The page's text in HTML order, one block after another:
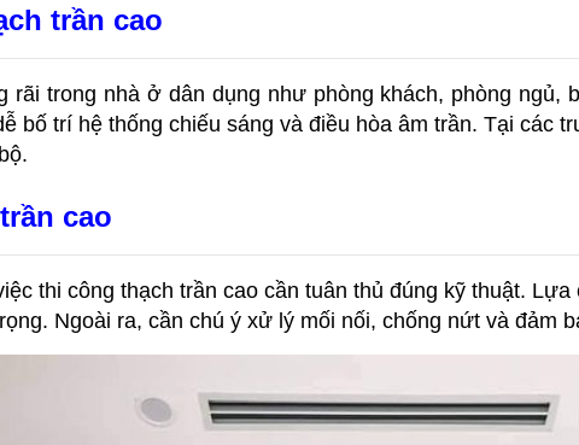
trần cao
rãi trong nhà ở dân dụng như phòng khách, phòng ngủ,
bố trí hệ thống chiếu sáng và điều hòa âm trần. Tại các
cao
thi công thạch trần cao cần tuân thủ đúng kỹ thuật.
Ngoài ra, cần chú ý xử lý mối nối, chống nứt và đảm